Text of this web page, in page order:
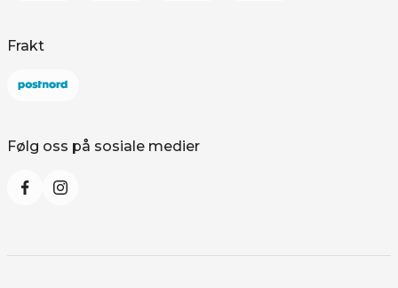
Frakt
Følg oss på sosiale medier